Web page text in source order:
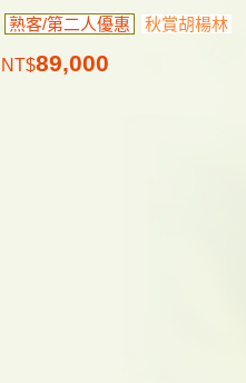
熟客/第二人優惠 秋賞胡楊林
NT$89,000